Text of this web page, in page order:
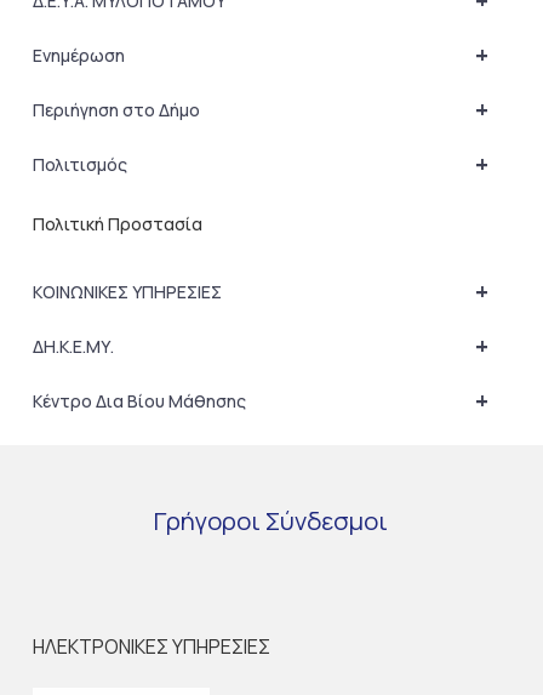
+
Ενημέρωση
+
Περιήγηση στο Δήμο
+
Πολιτισμός
Πολιτική Προστασία
+
ΚΟΙΝΩΝΙΚΕΣ ΥΠΗΡΕΣΙΕΣ
+
ΔΗ.Κ.Ε.ΜΥ.
+
Κέντρο Δια Βίου Μάθησης
Γρήγοροι Σύνδεσμοι
ΗΛΕΚΤΡΟΝΙΚΕΣ ΥΠΗΡΕΣΙΕΣ